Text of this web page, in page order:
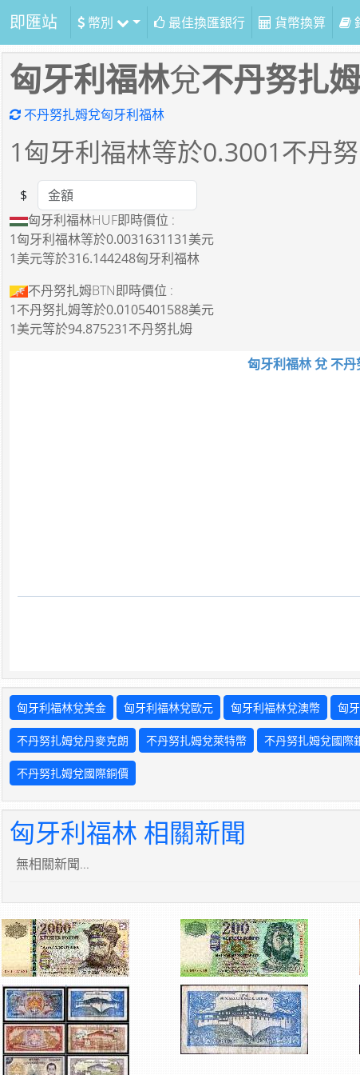
即匯站 幣別 最佳換匯銀行 貨幣換算
匈牙利福林兌不丹努扎姆
不丹努扎姆兌匈牙利福林
1匈牙利福林等於0.3001不丹
Amount
$
匈牙利福林HUF即時價位 :
1匈牙利福林等於0.0031631131美元
1美元等於316.144248匈牙利福林
不丹努扎姆BTN即時價位 :
1不丹努扎姆等於0.0105401588美元
1美元等於94.875231不丹努扎姆
匈牙利福林 兌 不
匈牙利福林兌美金 匈牙利福林兌歐元 匈牙利福林兌澳幣 匈
不丹努扎姆兌丹麥克朗 不丹努扎姆兌萊特幣 不丹努扎姆兌國際
不丹努扎姆兌國際銅價
匈牙利福林 相關新聞
無相關新聞...